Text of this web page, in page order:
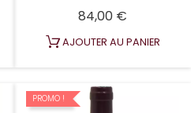
84,00 €
AJOUTER AU PANIER
PROMO !